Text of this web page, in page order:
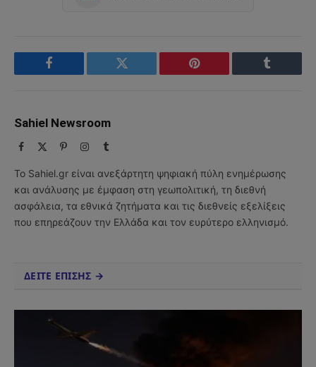
Facebook Twitter Pinterest Tumblr
Sahiel Newsroom
Facebook PinterestInstagram
Tumblr
Το Sahiel.gr είναι ανεξάρτητη ψηφιακή πύλη ενημέρωσης
και ανάλυσης με έμφαση στη γεωπολιτική, τη διεθνή
ασφάλεια, τα εθνικά ζητήματα και τις διεθνείς εξελίξεις
που επηρεάζουν την Ελλάδα και τον ευρύτερο ελληνισμό.
ΔΕΙΤΕ ΕΠΙΣΗΣ →